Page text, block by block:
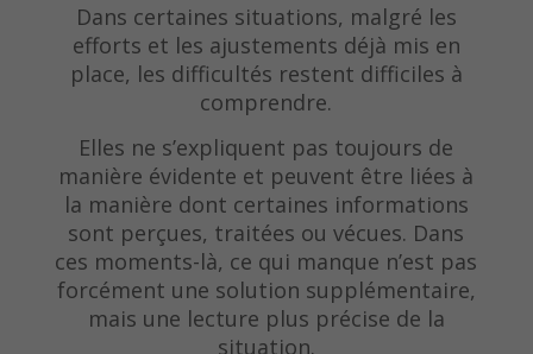
Dans certaines situations, malgré les
efforts et les ajustements déjà mis en
place, les difficultés restent difficiles à
comprendre.
Elles ne s’expliquent pas toujours de
manière évidente et peuvent être liées à
la manière dont certaines informations
sont perçues, traitées ou vécues. Dans
ces moments-là, ce qui manque n’est pas
forcément une solution supplémentaire,
mais une lecture plus précise de la
situation.